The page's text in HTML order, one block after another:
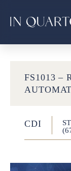
FS1013 –
CDI